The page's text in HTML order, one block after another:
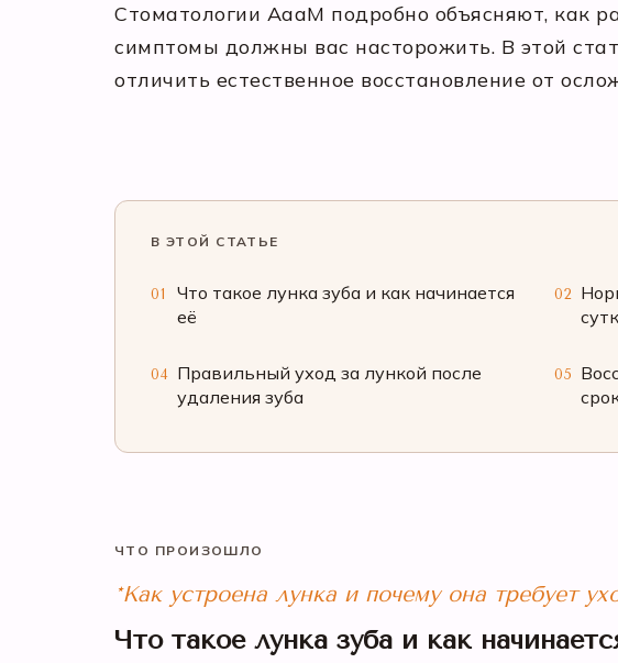
Стоматологии АааМ подробно объясняют, как
симптомы должны вас насторожить. В этой
отличить естественное восстановление от
В ЭТОЙ СТАТЬЕ
01
Что такое лунка зуба и как начинается
её
02
04 Правильный уход за лункой после
удаления зуба
05
ЧТО ПРОИЗОШЛО
*Как устроена лунка и почему она требует
Что такое лунка зуба и как